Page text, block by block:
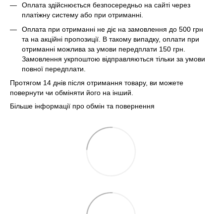
Оплата здійснюється безпосередньо на сайті через
платіжну систему або при отриманні.
Оплата при отриманні не діє на замовлення до 500 грн
та на акційні пропозиції. В такому випадку, оплати при
отриманні можлива за умови передплати 150 грн.
Замовлення укрпоштою відправляються тільки за умови
повної передплати.
Протягом 14 днів після отримання товару, ви можете
повернути чи обміняти його на інший.
Більше інформації про обмін та повернення